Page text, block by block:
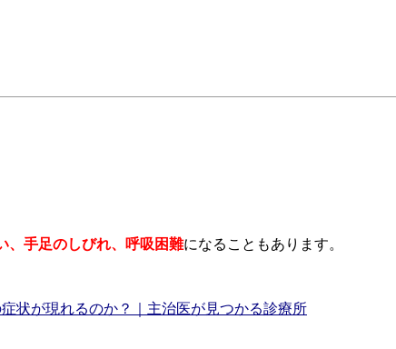
、手足のしびれ、呼吸困難になることもあります。
状が現れるのか？｜主治医が見つかる診療所